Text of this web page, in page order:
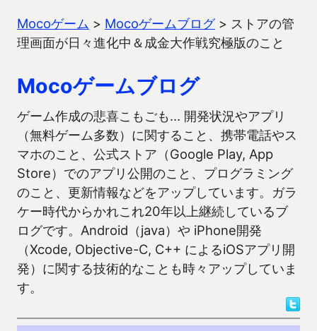
Mocoゲーム > Mocoゲームブログ> ストアの管
理画面が日々進化中＆成金大作戦究極版のこと
Mocoゲームブログ
ゲーム作成の悲喜こもごも… 開発状況やアプリ
（無料ゲーム多数）に関すること、携帯電話やス
マホのこと、公式ストア（Google Play, App
Store）でのアプリ公開のこと、プログラミング
のこと、更新情報などをアップしています。ガラ
ケー時代からかれこれ20年以上継続しているブ
ログです。Android（java）や iPhone開発
（Xcode, Objective-C, C++ によるiOSアプリ開
発）に関する技術的なことも時々アップしていま
す。